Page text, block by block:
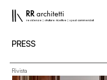
residenze | strutture ricettive | spazi commerciali
RR architetti
PRESS
Rivista